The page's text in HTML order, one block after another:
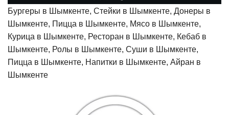
Бургеры в Шымкенте, Стейки в Шымкенте, Донеры в
Шымкенте, Пицца в Шымкенте, Мясо в Шымкенте,
Курица в Шымкенте, Ресторан в Шымкенте, Кебаб в
Шымкенте, Ролы в Шымкенте, Суши в Шымкенте,
Пицца в Шымкенте, Напитки в Шымкенте, Айран в
Шымкенте